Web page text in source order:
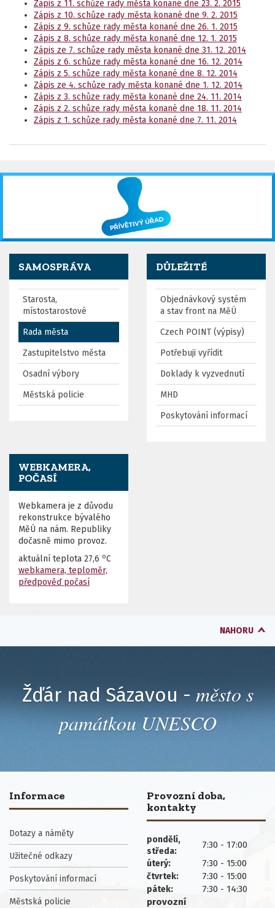
Zápis z 11. schůze rady města konané dne 23. 2. 2015
Zápis z 10. schůze rady města konané dne 9. 2. 2015
Zápis z 9. schůze rady města konané dne 26. 1. 2015
Zápis z 8. schůze rady města konané dne 12. 1. 2015
Zápis ze 7. schůze rady města konané dne 31. 12. 2014
Zápis z 6. schůze rady města konané dne 16. 12. 2014
Zápis z 5. schůze rady města konané dne 8. 12. 2014
Zápis ze 4. schůze rady města konané dne 1. 12. 2014
Zápis z 3. schůze rady města konané dne 24. 11. 2014
Zápis z 2. schůze rady města konané dne 18. 11. 2014
Zápis z 1. schůze rady města konané dne 7. 11. 2014
SAMOSPRÁVA
Starosta,
místostarostové
Rada města
Zastupitelstvo města
Osadní výbory
Městská policie
DŮLEŽITÉ
Objednávkový systém
a stav front na MěÚ
Czech POINT (výpisy)
Potřebuji vyřídit
Doklady k vyzvednutí
MHD
Poskytování informací
WEBKAMERA,
POČASÍ
Webkamera je z důvodu
rekonstrukce bývalého
MěÚ na nám. Republiky
dočasně mimo provoz.
aktuální teplota 27,6 oC
webkamera, teploměr,
předpověď počasí
NAHORU
Žďár nad Sázavou - město s
památkou UNESCO
Informace
Dotazy a náměty
Užitečné odkazy
Poskytování informací
Městská policie
Provozní doba,
kontakty
pondělí,
středa:
7:30 - 17:00
úterý: 7:30 - 15:00
čtvrtek: 7:30 - 15:00
pátek:
7:30 - 14:30
provozní